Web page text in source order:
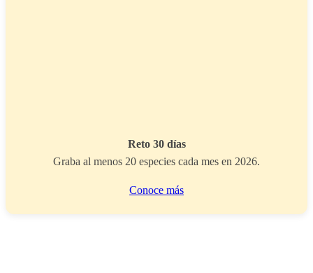
Reto 30 días
Graba al menos 20 especies cada mes en 2026.
Conoce más